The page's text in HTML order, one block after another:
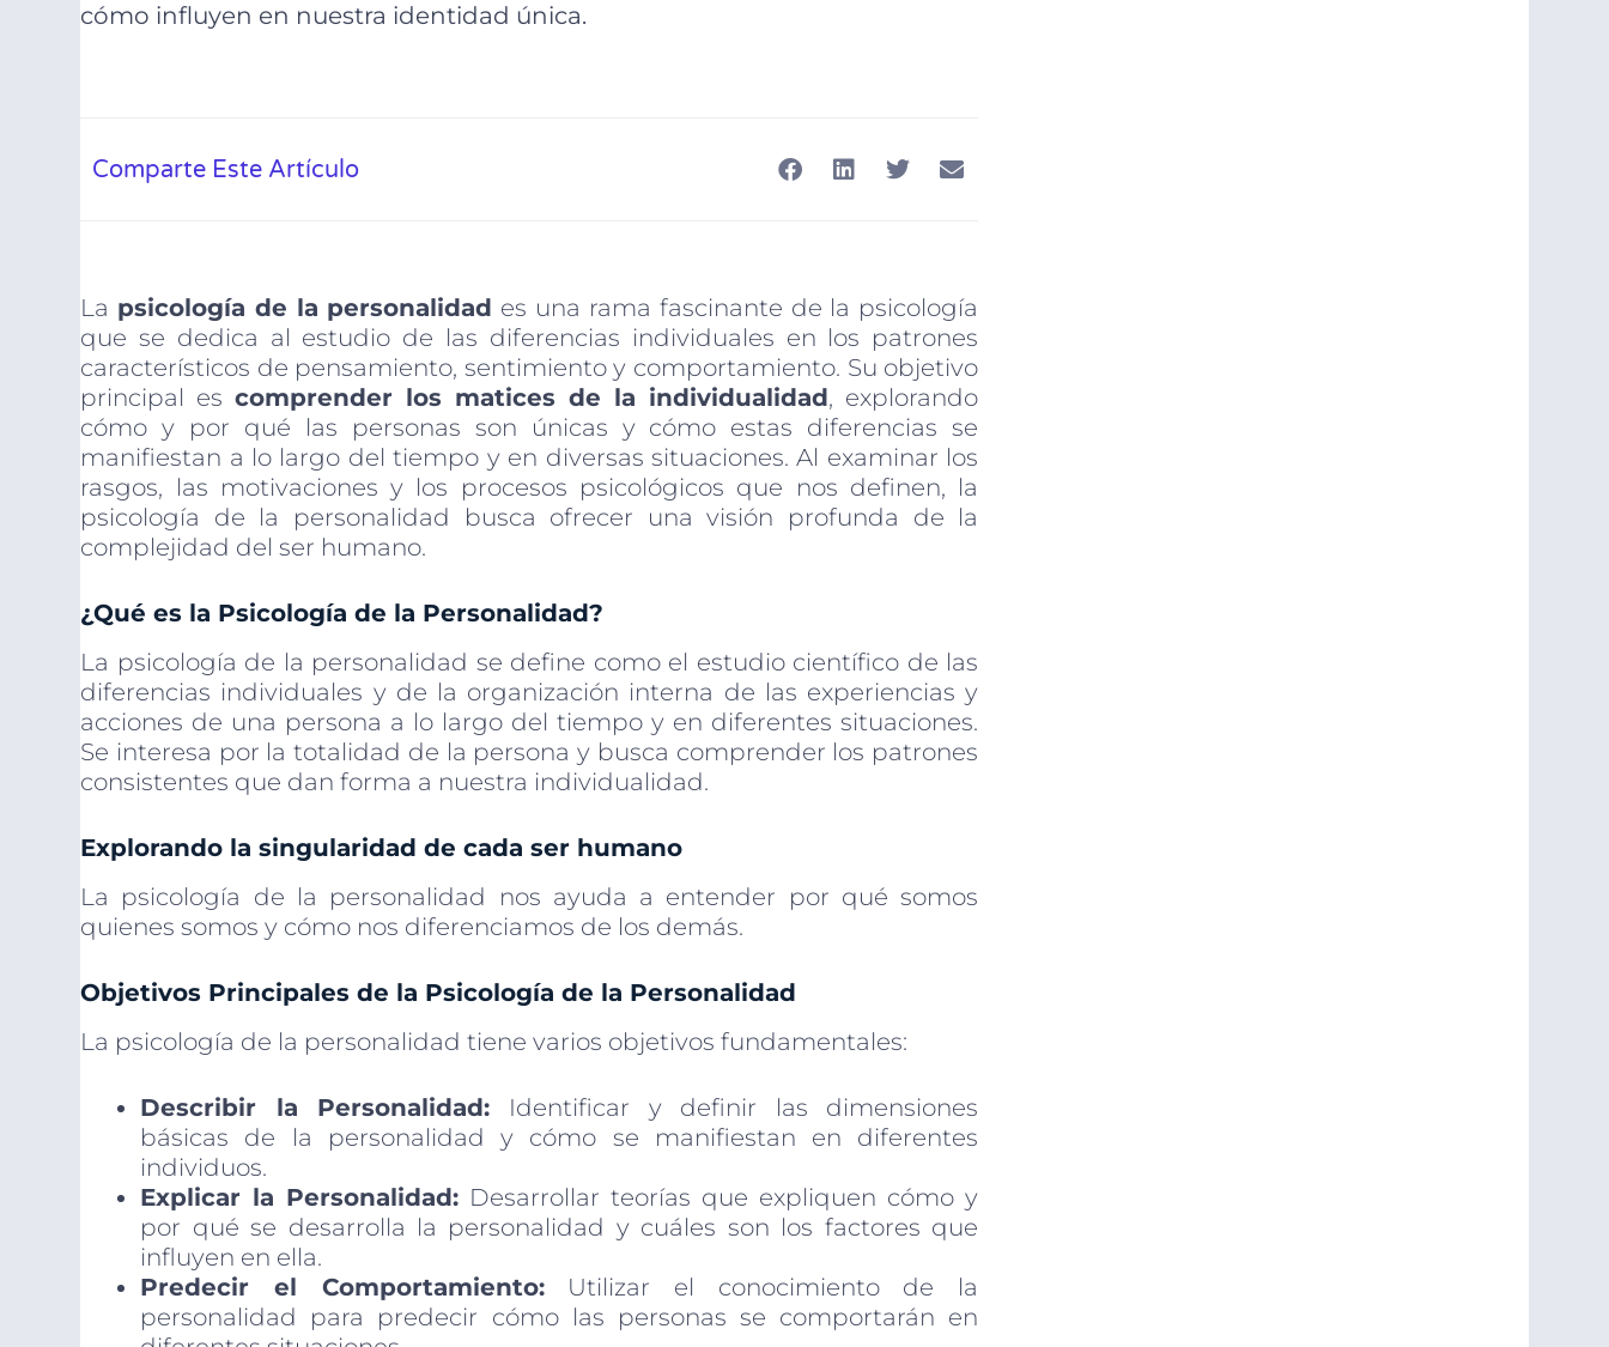
cómo influyen en nuestra identidad única.
Comparte Este Artículo
La psicología de la personalidad es una rama fascinante de la psicología
que se dedica al estudio de las diferencias individuales en los patrones
característicos de pensamiento, sentimiento y comportamiento. Su objetivo
principal escomprender los matices de la individualidad, explorando
cómo y por qué las personas son únicas y cómo estas diferencias se
manifiestan a lo largo del tiempo y en diversas situaciones. Al examinar los
rasgos, las motivaciones y los procesos psicológicos que nos definen, la
psicología de la personalidad busca ofrecer una visión profunda de la
complejidad del ser humano.
¿Qué es la Psicología de la Personalidad?
La psicología de la personalidad se define como el estudio científico de las
diferencias individuales y de la organización interna de las experiencias y
acciones de una persona a lo largo del tiempo y en diferentes situaciones.
Se interesa por la totalidad de la persona y busca comprender los patrones
consistentes que dan forma a nuestra individualidad.
Explorando la singularidad de cada ser humano
La psicología de la personalidad nos ayuda a entender por qué somos
quienes somos y cómo nos diferenciamos de los demás.
Objetivos Principales de la Psicología de la Personalidad
La psicología de la personalidad tiene varios objetivos fundamentales:
Describir la Personalidad: Identificar y definir las dimensiones
básicas de la personalidad y cómo se manifiestan en diferentes
individuos.
Explicar la Personalidad: Desarrollar teorías que expliquen cómo y
por qué se desarrolla la personalidad y cuáles son los factores que
influyen en ella.
Predecir el Comportamiento:Utilizar el conocimiento de la
personalidad para predecir cómo las personas se comportarán en